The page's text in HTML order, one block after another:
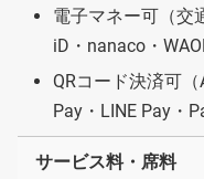
電子マネー可（交
iD・nanaco・
QRコード決済可
Pay・LINE Pay・
サービス料・席料